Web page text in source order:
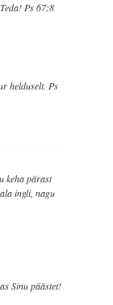
Ps 67:8
helduselt. Ps
keha pärast
ingli, nagu
Sinu päästet!